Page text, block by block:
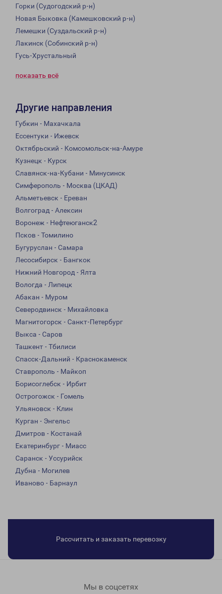
Горки (Судогодский р-н)
Новая Быковка (Камешковский р-н)
Лемешки (Суздальский р-н)
Лакинск (Собинский р-н)
Гусь-Хрустальный
показать всё
Другие направления
Губкин - Махачкала
Ессентуки - Ижевск
Октябрьский - Комсомольск-на-Амуре
Кузнецк - Курск
Славянск-на-Кубани - Минусинск
Симферополь - Москва (ЦКАД)
Альметьевск - Ереван
Волгоград - Алексин
Воронеж - Нефтеюганск2
Псков - Томилино
Бугуруслан - Самара
Лесосибирск - Бангкок
Нижний Новгород - Ялта
Вологда - Липецк
Абакан - Муром
Северодвинск - Михайловка
Магнитогорск - Санкт-Петербург
Выкса - Саров
Ташкент - Тбилиси
Спасск-Дальний - Краснокаменск
Ставрополь - Майкоп
Борисоглебск - Ирбит
Острогожск - Гомель
Ульяновск - Клин
Курган - Энгельс
Дмитров - Костанай
Екатеринбург - Миасс
Саранск - Уссурийск
Дубна - Могилев
Иваново - Барнаул
Рассчитать и заказать перевозку
Мы в соцсетях